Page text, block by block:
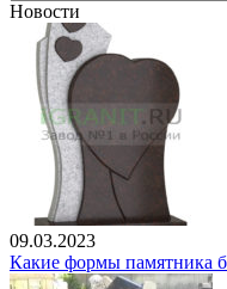
Новости
09.03.2023
Какие формы памятника